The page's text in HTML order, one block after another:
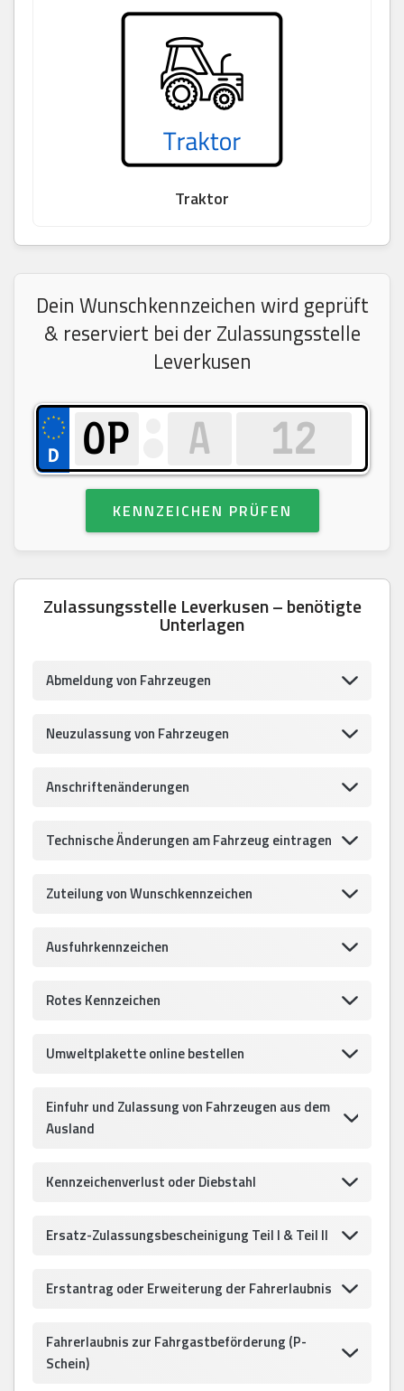
Traktor
Dein Wunschkennzeichen wird geprüft
& reserviert bei der Zulassungsstelle
Leverkusen
KENNZEICHEN PRÜFEN
Zulassungsstelle Leverkusen – benötigte
Unterlagen
Abmeldung von Fahrzeugen
Neuzulassung von Fahrzeugen
Anschriftenänderungen
Technische Änderungen am Fahrzeug eintragen
Zuteilung von Wunschkennzeichen
Ausfuhrkennzeichen
Rotes Kennzeichen
Umweltplakette online bestellen
Einfuhr und Zulassung von Fahrzeugen aus dem
Ausland
Kennzeichenverlust oder Diebstahl
Ersatz-Zulassungsbescheinigung Teil I & Teil II
Erstantrag oder Erweiterung der Fahrerlaubnis
Fahrerlaubnis zur Fahrgastbeförderung (P-
Schein)